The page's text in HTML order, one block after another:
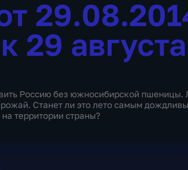
29
Россию без южносибирской пшеницы.
Станет ли это лето самым
территории страны?